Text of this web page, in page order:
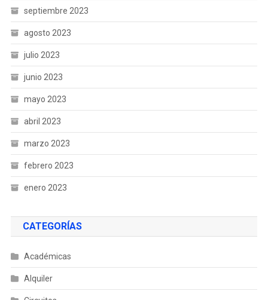
septiembre 2023
agosto 2023
julio 2023
junio 2023
mayo 2023
abril 2023
marzo 2023
febrero 2023
enero 2023
CATEGORÍAS
Académicas
Alquiler